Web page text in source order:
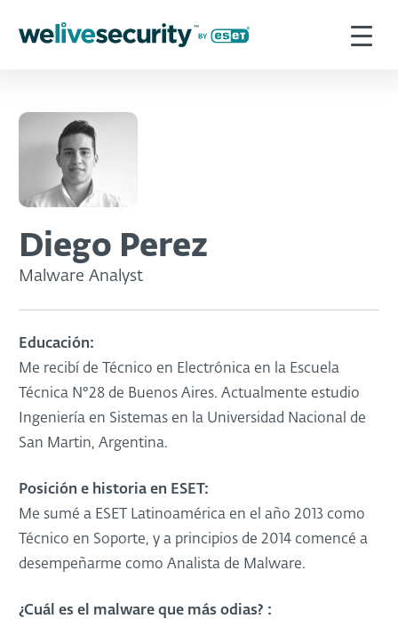
Diego Perez
Malware Analyst
Educación:
Me recibí de Técnico en Electrónica en la Escuela
Técnica N°28 de Buenos Aires. Actualmente estudio
Ingeniería en Sistemas en la Universidad Nacional de
San Martin, Argentina.
Posición e historia en ESET:
Me sumé a ESET Latinoamérica en el año 2013 como
Técnico en Soporte, y a principios de 2014 comencé a
desempeñarme como Analista de Malware.
¿Cuál es el malware que más odias? :